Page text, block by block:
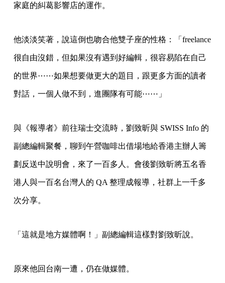
家庭的糾葛影響店的運作。
他淡淡笑著，說這倒也吻合他雙子座的性格：「freelance
很自由沒錯，但如果沒有遇到好編輯，很容易陷在自己
的世界⋯⋯如果想要做更大的題目，跟更多方面的讀者
對話，一個人做不到，進團隊有可能⋯⋯」
與《報導者》前往瑞士交流時，劉致昕與 SWISS Info 的
副總編輯聚餐，聊到午營咖啡出借場地給香港主辦人籌
劃反送中說明會，來了一百多人。會後劉致昕將五名香
港人與一百名台灣人的 QA 整理成報導，社群上一千多
次分享。
「這就是地方媒體啊！」副總編輯這樣對劉致昕說。
原來他回台南一遭，仍在做媒體。